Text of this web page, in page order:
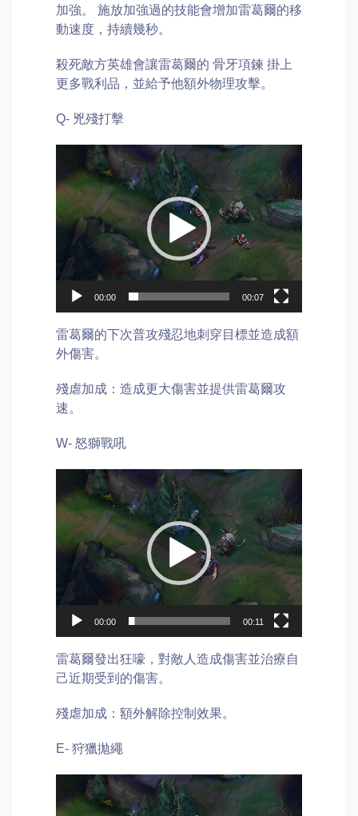
加強。 施放加強過的技能會增加雷葛爾的移
動速度，持續幾秒。
殺死敵方英雄會讓雷葛爾的 骨牙項鍊 掛上
更多戰利品，並給予他額外物理攻擊。
Q- 兇殘打擊
Video
Player
00:00 00:07
雷葛爾的下次普攻殘忍地刺穿目標並造成額
外傷害。
殘虐加成：造成更大傷害並提供雷葛爾攻
速。
W- 怒獅戰吼
Video
Player
00:00 00:11
雷葛爾發出狂嚎，對敵人造成傷害並治療自
己近期受到的傷害。
殘虐加成：額外解除控制效果。
E- 狩獵拋繩
Video
Player